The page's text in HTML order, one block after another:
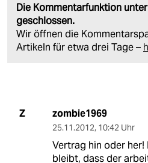
Die Kommentarfunktion
geschlossen.
Wir öffnen die
Artikeln für etwa drei Tage –
Z zombie1969
25.11.2012, 10:42 Uhr
Vertrag hin oder
bleibt, dass der